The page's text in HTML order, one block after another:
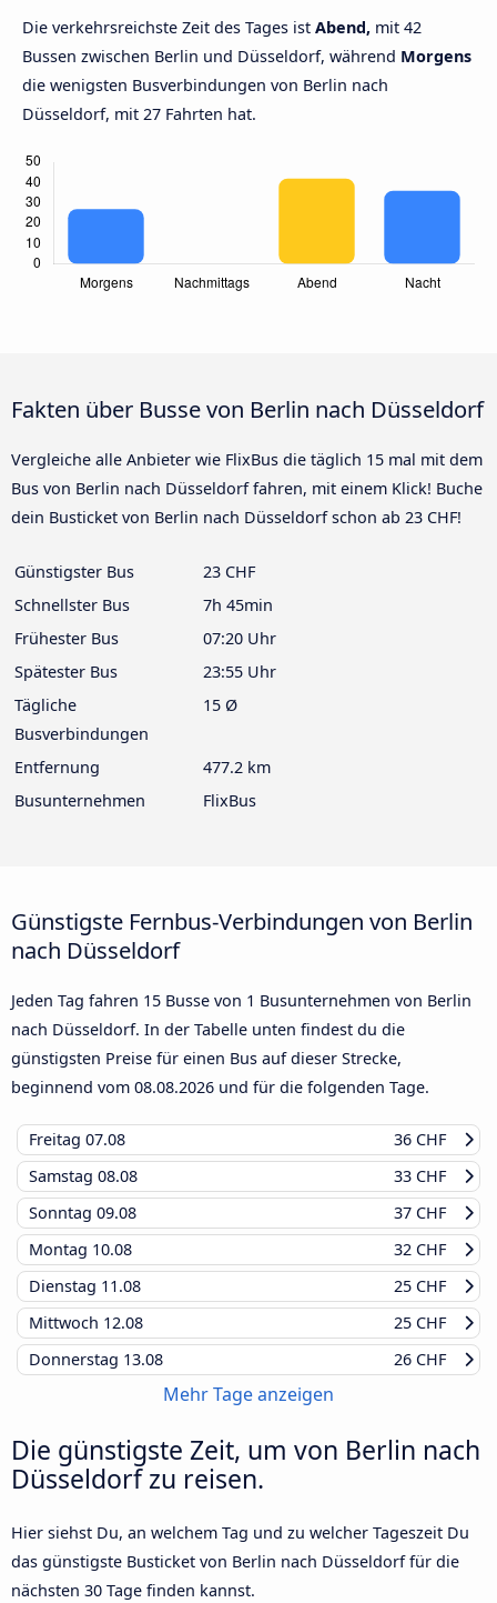
Die verkehrsreichste Zeit des Tages ist Abend, mit 42
Bussen zwischen Berlin und Düsseldorf, während Morgens
die wenigsten Busverbindungen von Berlin nach
Düsseldorf, mit 27 Fahrten hat.
Fakten über Busse von Berlin nach Düsseldorf
Vergleiche alle Anbieter wie FlixBus die täglich 15 mal mit dem
Bus von Berlin nach Düsseldorf fahren, mit einem Klick! Buche
dein Busticket von Berlin nach Düsseldorf schon ab 23 CHF!
Günstigster Bus
23 CHF
Schnellster Bus
7h 45min
Frühester Bus
07:20 Uhr
Spätester Bus
23:55 Uhr
Tägliche
Busverbindungen
15 Ø
Entfernung
477.2 km
Busunternehmen
FlixBus
Günstigste Fernbus-Verbindungen von Berlin
nach Düsseldorf
Jeden Tag fahren 15 Busse von 1 Busunternehmen von Berlin
nach Düsseldorf. In der Tabelle unten findest du die
günstigsten Preise für einen Bus auf dieser Strecke,
beginnend vom 08.08.2026 und für die folgenden Tage.
Freitag 07.08
36 CHF
Samstag 08.08
33 CHF
Sonntag 09.08
37 CHF
Montag 10.08
32 CHF
Dienstag 11.08
25 CHF
Mittwoch 12.08
25 CHF
Donnerstag 13.08 26 CHF
Mehr Tage anzeigen
Die günstigste Zeit, um von Berlin nach
Düsseldorf zu reisen.
Hier siehst Du, an welchem Tag und zu welcher Tageszeit Du
das günstigste Busticket von Berlin nach Düsseldorf für die
nächsten 30 Tage finden kannst.